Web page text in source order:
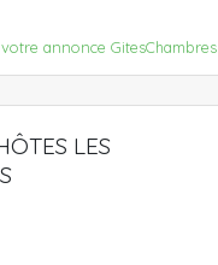
annonce GitesChambres
LES